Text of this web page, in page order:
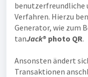
benutzerfreundliche
Verfahren. Hierzu
Generator, wie zum
tanJack® photo QR.
Ansonsten ändert
Transaktionen